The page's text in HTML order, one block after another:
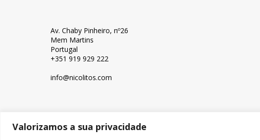
Valorizamos a sua privacidade
Av. Chaby Pinheiro, nº26
Mem Martins
Portugal
+351 919 929 222
info@nicolitos.com